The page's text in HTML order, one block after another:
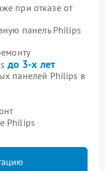
при отказе от
панель Philips
до 3-х лет
панелей Philips в
Philips